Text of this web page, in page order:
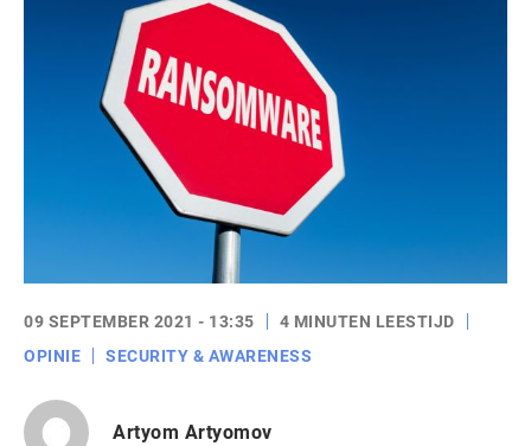
09 SEPTEMBER 2021 - 13:35
4 MINUTEN LEESTIJD
OPINIE
SECURITY & AWARENESS
Artyom Artyomov